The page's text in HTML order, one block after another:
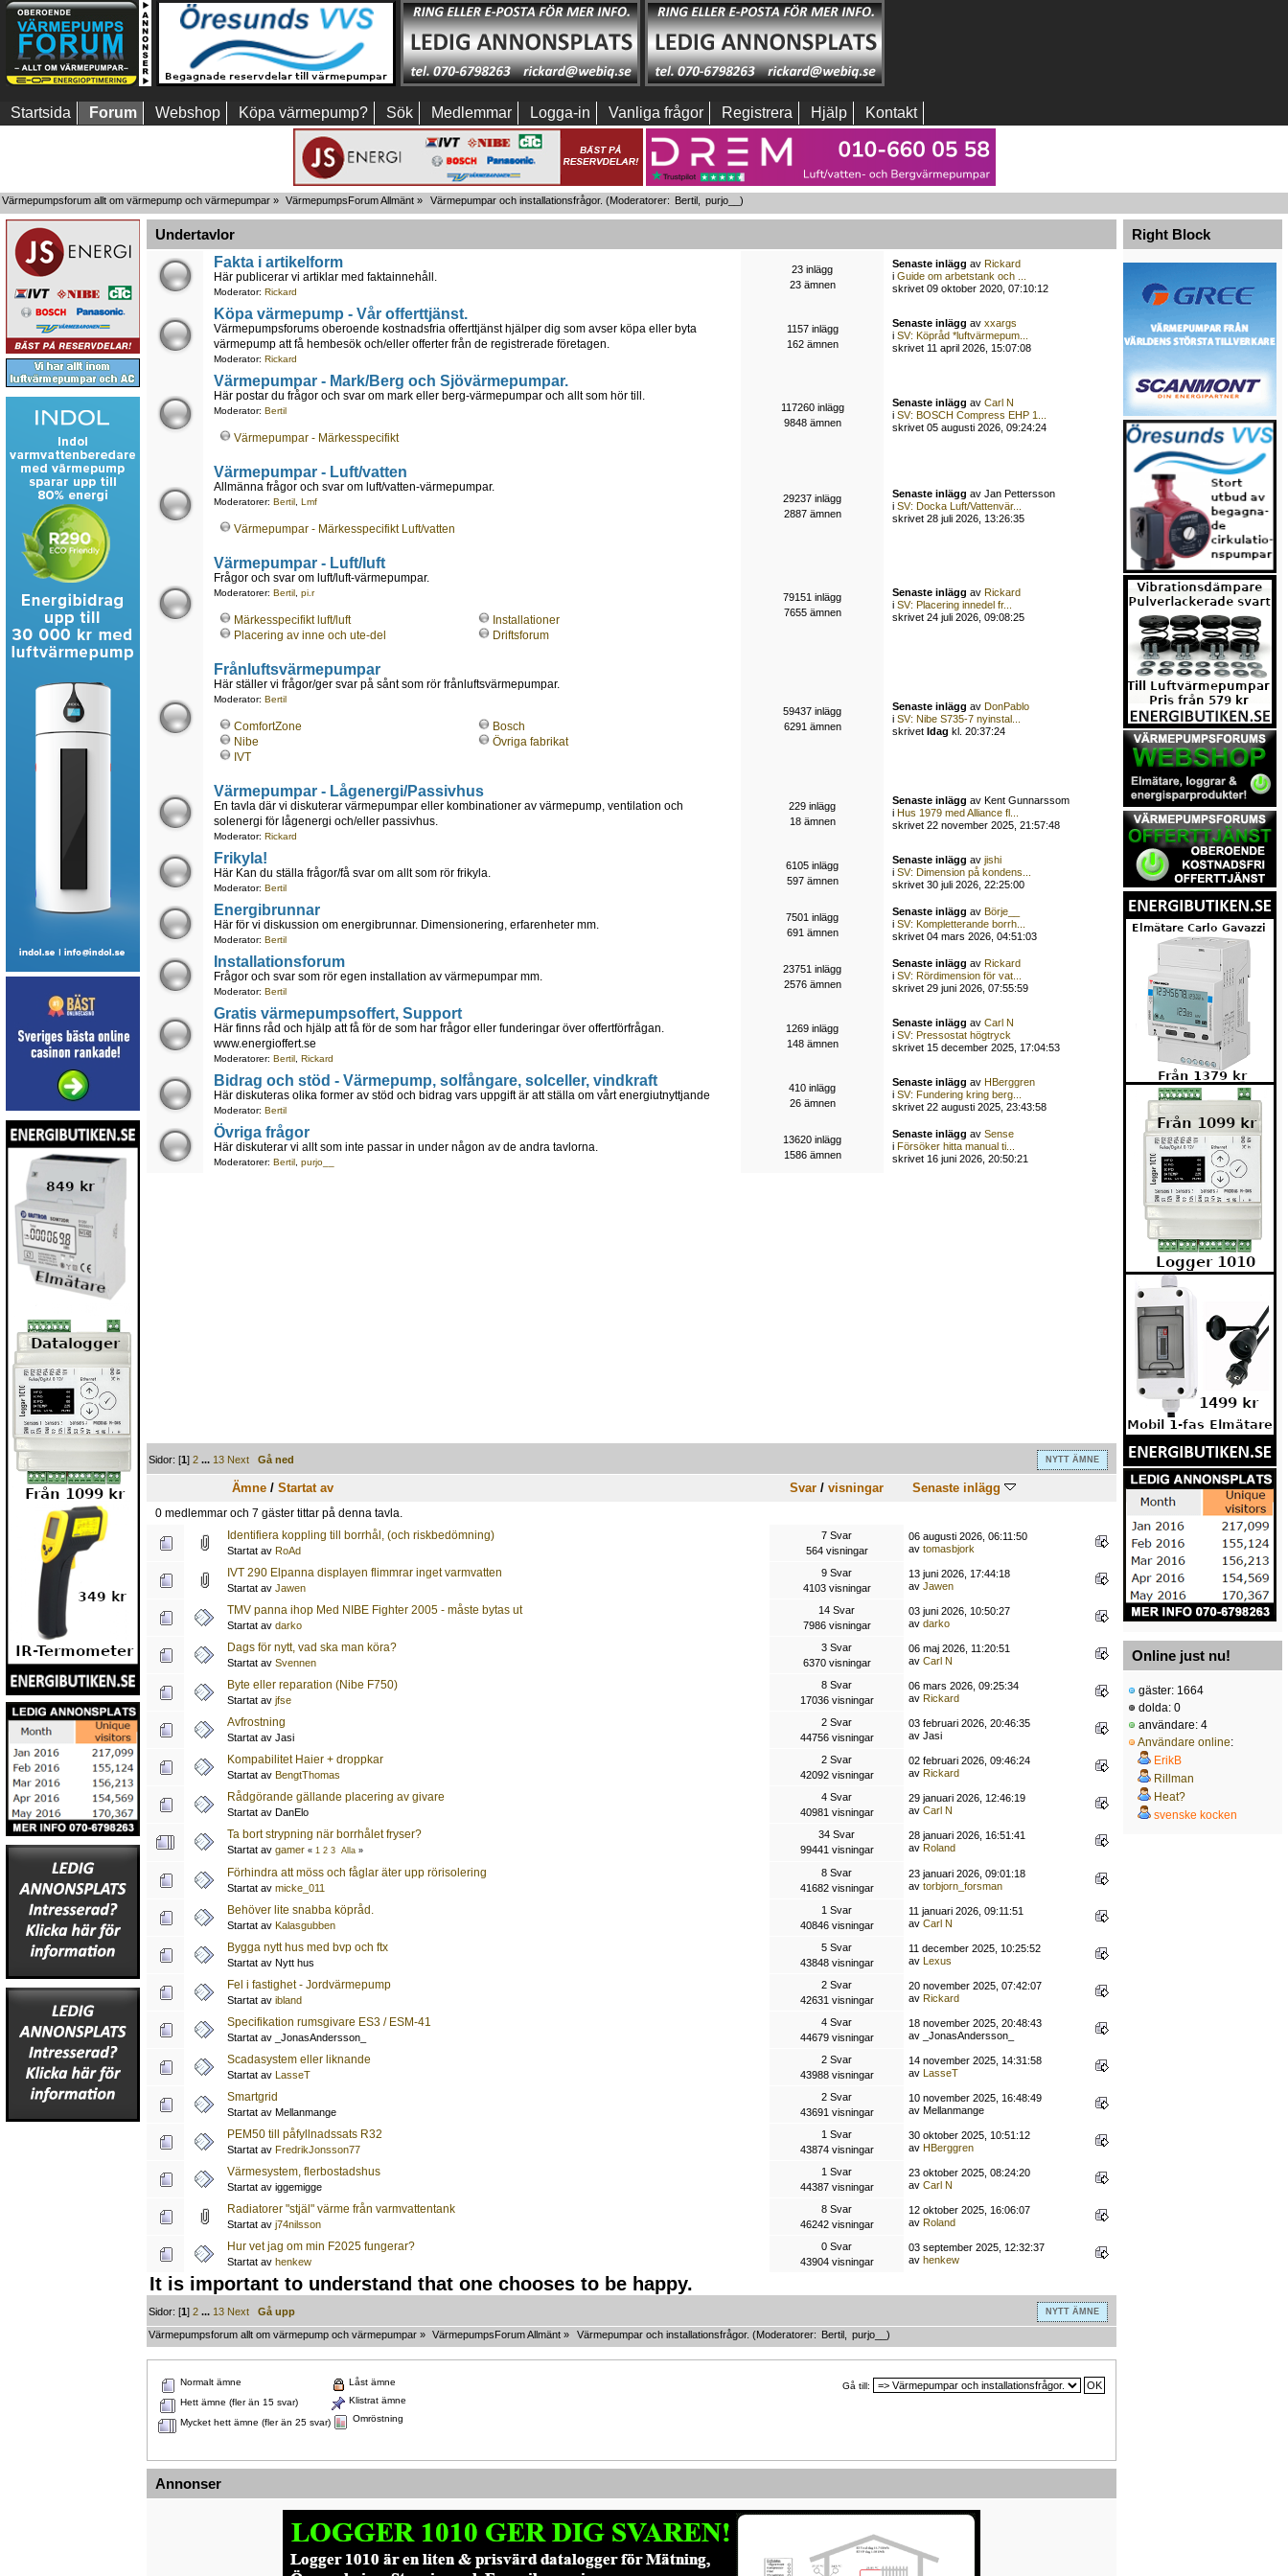
Startsida Forum Webshop Köpa värmepump? Sök Medlemmar Logga-in Vanliga frågor Registrera Hjälp Kontakt
Värmepumpsforum allt om värmepump och värmepumpar » VärmepumpsForum Allmänt » Värmepumpar och installationsfrågor. (Moderatorer: Bertil, purjo__ )
Undertavlor
Fakta i artikelform
Här publicerar vi artiklar med faktainnehåll.
Moderator: Rickard
23 inlägg
23 ämnen
Senaste inlägg avRickard
iGuide om arbetstank och ...
skrivet 09 oktober 2020, 07:10:12
Köpa värmepump - Vår offerttjänst.
Värmepumpsforums oberoende kostnadsfria offerttjänst hjälper dig som avser köpa eller byta
värmepump att få hembesök och/eller offerter från de registrerade företagen.
Moderator: Rickard
1157 inlägg
162 ämnen
Senaste inlägg avxxargs
iSV: Köpråd *luftvärmepum...
skrivet 11 april 2026, 15:07:08
Värmepumpar - Mark/Berg och Sjövärmepumpar.
Här postar du frågor och svar om mark eller berg-värmepumpar och allt som hör till.
Moderator: Bertil
Värmepumpar - Märkesspecifikt
117260 inlägg
9848 ämnen
Senaste inlägg avCarl N
iSV: BOSCH Compress EHP 1...
skrivet 05 augusti 2026, 09:24:24
Värmepumpar - Luft/vatten
Allmänna frågor och svar om luft/vatten-värmepumpar.
Moderatorer: Bertil, Lmf
Värmepumpar - Märkesspecifikt Luft/vatten
29237 inlägg
2887 ämnen
Senaste inlägg av Jan Pettersson
iSV: Docka Luft/Vattenvär...
skrivet 28 juli 2026, 13:26:35
Värmepumpar - Luft/luft
Frågor och svar om luft/luft-värmepumpar.
Moderatorer: Bertil, pi.r
Märkesspecifikt luft/luft
Placering av inne och ute-del
Installationer
Driftsforum
79151 inlägg
7655 ämnen
Senaste inlägg avRickard
iSV: Placering innedel fr...
skrivet 24 juli 2026, 09:08:25
Frånluftsvärmepumpar
Här ställer vi frågor/ger svar på sånt som rör frånluftsvärmepumpar.
Moderator: Bertil
ComfortZone
Nibe
IVT
Bosch
Övriga fabrikat
59437 inlägg
6291 ämnen
Senaste inlägg avDonPablo
iSV: Nibe S735-7 nyinstal...
skrivetIdag kl. 20:37:24
Värmepumpar - Lågenergi/Passivhus
En tavla där vi diskuterar värmepumpar eller kombinationer av värmepump, ventilation och
solenergi för lågenergi och/eller passivhus.
Moderator: Rickard
229 inlägg
18 ämnen
Senaste inlägg av Kent Gunnarssom
iHus 1979 med Alliance fl...
skrivet 22 november 2025, 21:57:48
Frikyla!
Här Kan du ställa frågor/få svar om allt som rör frikyla.
Moderator: Bertil
6105 inlägg
597 ämnen
Senaste inlägg avjishi
iSV: Dimension på kondens...
skrivet 30 juli 2026, 22:25:00
Energibrunnar
Här för vi diskussion om energibrunnar. Dimensionering, erfarenheter mm.
Moderator: Bertil
7501 inlägg
691 ämnen
Senaste inlägg avBörje__
iSV: Kompletterande borrh...
skrivet 04 mars 2026, 04:51:03
Installationsforum
Frågor och svar som rör egen installation av värmepumpar mm.
Moderator: Bertil
23751 inlägg
2576 ämnen
Senaste inlägg avRickard
iSV: Rördimension för vat...
skrivet 29 juni 2026, 07:55:59
Gratis värmepumpsoffert, Support
Här finns råd och hjälp att få för de som har frågor eller funderingar över offertförfrågan.
www.energioffert.se
Moderatorer: Bertil, Rickard
1269 inlägg
148 ämnen
Senaste inlägg avCarl N
iSV: Pressostat högtryck
skrivet 15 december 2025, 17:04:53
Bidrag och stöd - Värmepump, solfångare, solceller, vindkraft
Här diskuteras olika former av stöd och bidrag vars uppgift är att ställa om vårt energiutnyttjande
Moderator: Bertil
410 inlägg
26 ämnen
Senaste inlägg avHBerggren
iSV: Fundering kring berg...
skrivet 22 augusti 2025, 23:43:58
Övriga frågor
Här diskuterar vi allt som inte passar in under någon av de andra tavlorna.
Moderatorer: Bertil, purjo__
13620 inlägg
1586 ämnen
Senaste inlägg avSense
iFörsöker hitta manual ti...
skrivet 16 juni 2026, 20:50:21
Sidor: [1]2 ... 13 Next Gå ned NYTT ÄMNE
Ämne /Startat av Svar/ visningar Senaste inlägg
0 medlemmar och 7 gäster tittar på denna tavla.
Identifiera koppling till borrhål, (och riskbedömning)
Startat av RoAd
7 Svar
564 visningar
06 augusti 2026, 06:11:50
av tomasbjork
IVT 290 Elpanna displayen flimmrar inget varmvatten
Startat av Jawen
9 Svar
4103 visningar
13 juni 2026, 17:44:18
av Jawen
TMV panna ihop Med NIBE Fighter 2005 - måste bytas ut
Startat av darko
14 Svar
7986 visningar
03 juni 2026, 10:50:27
av darko
Dags för nytt, vad ska man köra?
Startat av Svennen
3 Svar
6370 visningar
06 maj 2026, 11:20:51
av Carl N
Byte eller reparation (Nibe F750)
Startat av jfse
8 Svar
17036 visningar
06 mars 2026, 09:25:34
av Rickard
Avfrostning
Startat av Jasi
2 Svar
44756 visningar
03 februari 2026, 20:46:35
av Jasi
Kompabilitet Haier + droppkar
Startat av BengtThomas
2 Svar
42092 visningar
02 februari 2026, 09:46:24
av Rickard
Rådgörande gällande placering av givare
Startat av DanElo
4 Svar
40981 visningar
29 januari 2026, 12:46:19
av Carl N
Ta bort strypning när borrhålet fryser?
Startat av gamer « 1 2 3 Alla »
34 Svar
99441 visningar
28 januari 2026, 16:51:41
av Roland
Förhindra att möss och fåglar äter upp rörisolering
Startat av micke_011
8 Svar
41682 visningar
23 januari 2026, 09:01:18
av torbjorn_forsman
Behöver lite snabba köpråd.
Startat av Kalasgubben
1 Svar
40846 visningar
11 januari 2026, 09:11:51
av Carl N
Bygga nytt hus med bvp och ftx
Startat av Nytt hus
5 Svar
43848 visningar
11 december 2025, 10:25:52
av Lexus
Fel i fastighet - Jordvärmepump
Startat av ibland
2 Svar
42631 visningar
20 november 2025, 07:42:07
av Rickard
Specifikation rumsgivare ES3 / ESM-41
Startat av _JonasAndersson_
4 Svar
44679 visningar
18 november 2025, 20:48:43
av _JonasAndersson_
Scadasystem eller liknande
Startat av LasseT
2 Svar
43988 visningar
14 november 2025, 14:31:58
av LasseT
Smartgrid
Startat av Mellanmange
2 Svar
43691 visningar
10 november 2025, 16:48:49
av Mellanmange
PEM50 till påfyllnadssats R32
Startat av FredrikJonsson77
1 Svar
43874 visningar
30 oktober 2025, 10:51:12
av HBerggren
Värmesystem, flerbostadshus
Startat av iggemigge
1 Svar
44387 visningar
23 oktober 2025, 08:24:20
av Carl N
Radiatorer "stjäl" värme från varmvattentank
Startat av j74nilsson
8 Svar
46242 visningar
12 oktober 2025, 16:06:07
av Roland
Hur vet jag om min F2025 fungerar?
Startat av henkew
0 Svar
43904 visningar
03 september 2025, 12:32:37
av henkew
It is important to understand that one chooses to be happy.
NYTT ÄMNE
Sidor: [1]2 ... 13 Next
Gå upp
Värmepumpsforum allt om värmepump och värmepumpar » VärmepumpsForum Allmänt » Värmepumpar och installationsfrågor. (Moderatorer: Bertil, purjo__ )
Gå till:
Normalt ämne
Hett ämne (fler än 15 svar)
Mycket hett ämne (fler än 25 svar)
Låst ämne
Klistrat ämne
Omröstning
Annonser
Right Block
Online just nu!
gäster: 1664
dolda: 0
användare: 4
Användare online:
ErikB
Rillman
Heat?
svenske kocken